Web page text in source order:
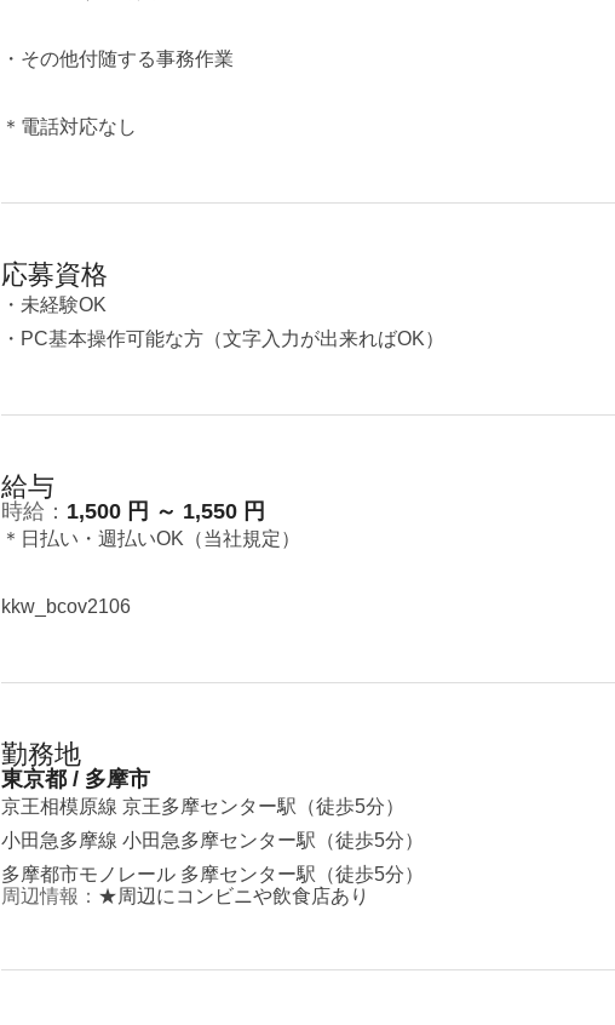
・その他付随する事務作業
＊電話対応なし
応募資格
・未経験OK
・PC基本操作可能な方（文字入力が出来ればOK）
給与
時給： 1,500 円 ～ 1,550 円
＊日払い・週払いOK（当社規定）
kkw_bcov2106
勤務地
東京都 / 多摩市
京王相模原線 京王多摩センター駅（徒歩5分）
小田急多摩線 小田急多摩センター駅（徒歩5分）
多摩都市モノレール 多摩センター駅（徒歩5分）
周辺情報： ★周辺にコンビニや飲食店あり